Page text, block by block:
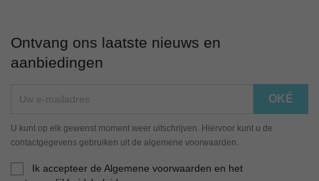
Ontvang ons laatste nieuws en
aanbiedingen
U kunt op elk gewenst moment weer uitschrijven. Hiervoor kunt u de
contactgegevens gebruiken uit de algemene voorwaarden.
Ik accepteer de Algemene voorwaarden en het